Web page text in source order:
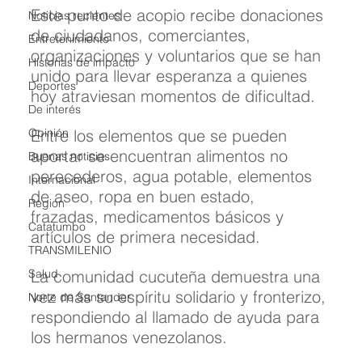
Noticias recientes
Entretenimiento
Historias de impacto
Deportes
De interés
Opinión
Buenas noticias
Internacional
Region
Catatumbo
TRANSMILENIO
Salud
Norte de Santander
Este punto de acopio recibe donaciones
de ciudadanos, comerciantes,
organizaciones y voluntarios que se han
unido para llevar esperanza a quienes
hoy atraviesan momentos de dificultad.
Entre los elementos que se pueden
aportar se encuentran alimentos no
perecederos, agua potable, elementos
de aseo, ropa en buen estado,
frazadas, medicamentos básicos y
artículos de primera necesidad.
La comunidad cucuteña demuestra una
vez más su espíritu solidario y fronterizo,
respondiendo al llamado de ayuda para
los hermanos venezolanos.